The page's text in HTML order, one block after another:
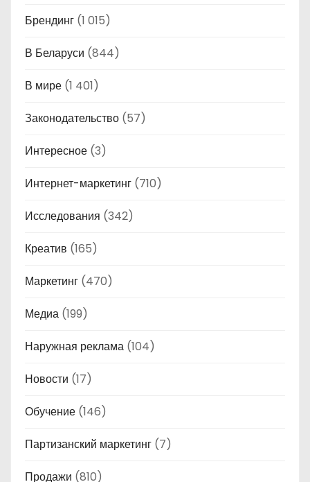
Брендинг (1 015)
В Беларуси (844)
В мире (1 401)
Законодательство (57)
Интересное (3)
Интернет-маркетинг (710)
Исследования (342)
Креатив (165)
Маркетинг (470)
Медиа (199)
Наружная реклама (104)
Новости (17)
Обучение (146)
Партизанский маркетинг (7)
Продажи (810)